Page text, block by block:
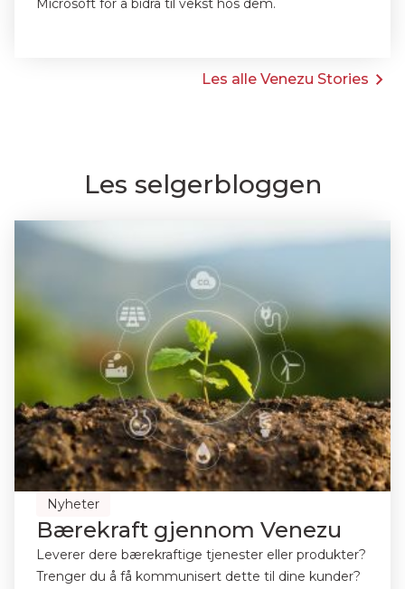
Microsoft for å bidra til vekst hos dem.
Les alle Venezu Stories
Les selgerbloggen
Nyheter
Bærekraft gjennom Venezu
Leverer dere bærekraftige tjenester eller produkter?
Trenger du å få kommunisert dette til dine kunder?